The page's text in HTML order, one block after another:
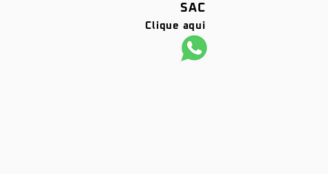
SAC
Clique aqui